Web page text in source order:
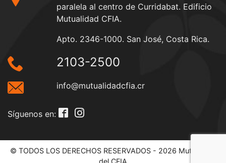
paralela al centro de Curridabat. Edificio
Mutualidad CFIA.
Apto. 2346-1000. San José, Costa Rica.
2103-2500
info@mutualidadcfia.cr
Síguenos en:
© TODOS LOS DERECHOS RESERVADOS - 2026 Mutualidad
del CFIA